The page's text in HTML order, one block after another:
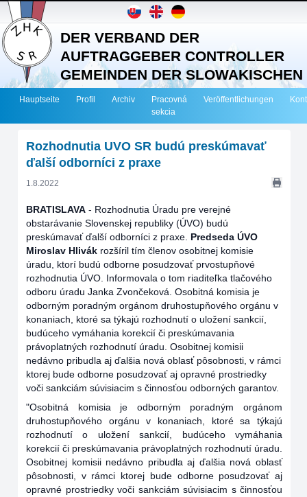
DER VERBAND DER
AUFTRAGGEBER CONTROLLER
GEMEINDEN DER SLOWAKISCHEN
REPUBLIK
Hauptseite Profil Archiv
Pracovná
sekcia
Veröffentlichungen
Rozhodnutia UVO SR budú preskúmavať
ďalší odborníci z praxe
1.8.2022
BRATISLAVA - Rozhodnutia Úradu pre verejné
obstarávanie Slovenskej republiky (ÚVO) budú
preskúmavať ďalší odborníci z praxe. Predseda ÚVO
Miroslav Hlivák rozšíril tím členov osobitnej komisie
úradu, ktorí budú odborne posudzovať prvostupňové
rozhodnutia ÚVO. Informovala o tom riaditeľka tlačového
odboru úradu Janka Zvončeková. Osobitná komisia je
odborným poradným orgánom druhostupňového orgánu v
konaniach, ktoré sa týkajú rozhodnutí o uložení sankcií,
budúceho vymáhania korekcií či preskúmavania
právoplatných rozhodnutí úradu. Osobitnej komisii
nedávno pribudla aj ďalšia nová oblasť pôsobnosti, v rámci
ktorej bude odborne posudzovať aj opravné prostriedky
voči sankciám súvisiacim s činnosťou odborných garantov.
"Osobitná komisia je odborným poradným orgánom
druhostupňového orgánu v konaniach, ktoré sa týkajú
rozhodnutí o uložení sankcií, budúceho vymáhania
korekcií či preskúmavania právoplatných rozhodnutí úradu.
Osobitnej komisii nedávno pribudla aj ďalšia nová oblasť
pôsobnosti, v rámci ktorej bude odborne posudzovať aj
opravné prostriedky voči sankciám súvisiacim s činnosťou